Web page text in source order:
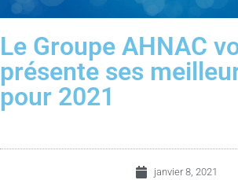
Le Groupe AHNAC
présente ses
pour 2021
janvier 8, 2021